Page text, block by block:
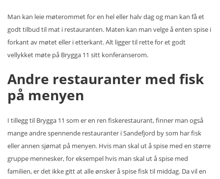
Man kan leie møterommet for en hel eller halv dag og man kan få et
godt tilbud til mat i restauranten. Maten kan man velge å enten spise i
forkant av møtet eller i etterkant. Alt ligger til rette for et godt
vellykket møte på Brygga 11 sitt konferanserom.
Andre restauranter med fisk
på menyen
I tillegg til Brygga 11 som er en ren fiskerestaurant, finner man også
mange andre spennende restauranter i Sandefjord by som har fisk
eller annen sjømat på menyen. Hvis man skal ut å spise med en større
gruppe mennesker, for eksempel hvis man skal ut å spise med
familien, er det ikke gitt at alle ønsker å spise fisk til middag. Da vil en